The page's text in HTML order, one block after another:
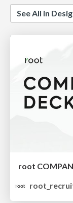
See All in
root